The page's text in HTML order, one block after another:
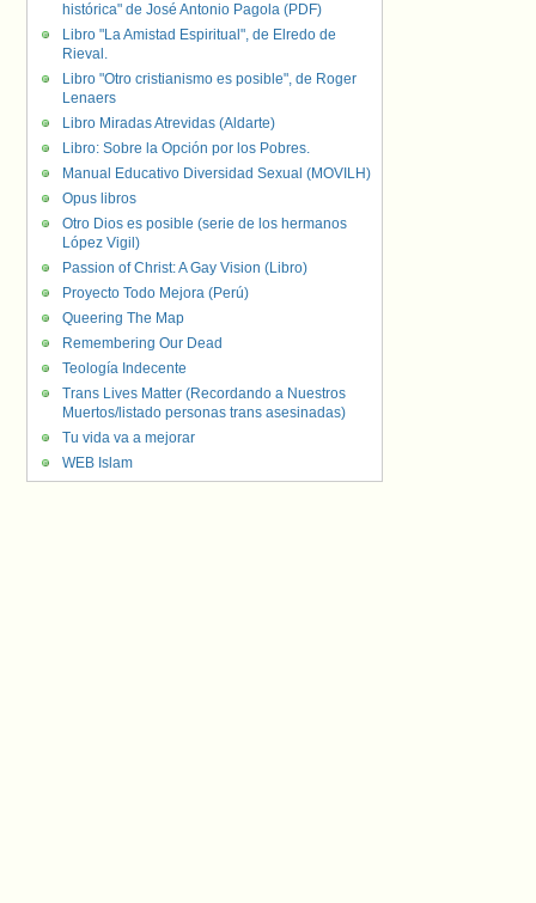
histórica" de José Antonio Pagola (PDF)
Libro "La Amistad Espiritual", de Elredo de
Rieval.
Libro "Otro cristianismo es posible", de Roger
Lenaers
Libro Miradas Atrevidas (Aldarte)
Libro: Sobre la Opción por los Pobres.
Manual Educativo Diversidad Sexual (MOVILH)
Opus libros
Otro Dios es posible (serie de los hermanos
López Vigil)
Passion of Christ: A Gay Vision (Libro)
Proyecto Todo Mejora (Perú)
Queering The Map
Remembering Our Dead
Teología Indecente
Trans Lives Matter (Recordando a Nuestros
Muertos/listado personas trans asesinadas)
Tu vida va a mejorar
WEB Islam